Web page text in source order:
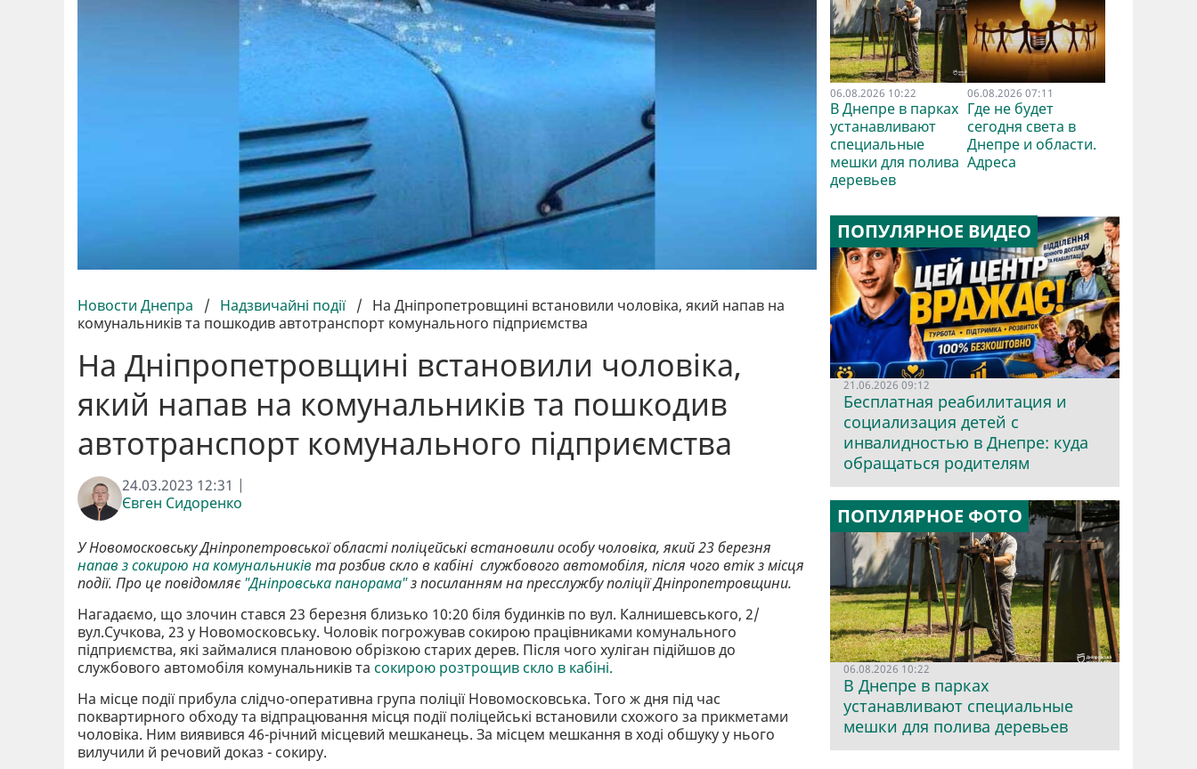
Новости Днепра / Надзвичайні події / На Дніпропетровщині встановили чоловіка, який напав на
комунальників та пошкодив автотранспорт комунального підприємства
На Дніпропетровщині встановили чоловіка,
який напав на комунальників та пошкодив
автотранспорт комунального підприємства
24.03.2023 12:31 |
Євген Сидоренко
У Новомосковську Дніпропетровської області поліцейські встановили особу чоловіка, який 23 березня
напав з сокирою на комунальниківта розбив скло в кабіні службового автомобіля, після чого втік з місця
події. Про це повідомляє"Дніпровська панорама"з посиланням на пресслужбу поліції Дніпропетровщини.
Нагадаємо, що злочин стався 23 березня близько 10:20 біля будинків по вул. Калнишевського, 2/
вул.Сучкова, 23 у Новомосковську. Чоловік погрожував сокирою працівниками комунального
підприємства, які займалися плановою обрізкою старих дерев. Після чого хуліган підійшов до
службового автомобіля комунальників та сокирою розтрощив скло в кабіні.
На місце події прибула слідчо-оперативна група поліції Новомосковська. Того ж дня під час
поквартирного обходу та відпрацювання місця події поліцейські встановили схожого за прикметами
чоловіка. Ним виявився 46-річний місцевий мешканець. За місцем мешкання в ході обшуку у нього
вилучили й речовий доказ - сокиру.
06.08.2026 10:22
В Днепре в парках
устанавливают
специальные
мешки для полива
деревьев
06.08.2026 07:11
Где не будет
сегодня света в
Днепре и области.
Адреса
ПОПУЛЯРНОЕ ВИДЕО
21.06.2026 09:12
Бесплатная реабилитация и
социализация детей с
инвалидностью в Днепре: куда
обращаться родителям
ПОПУЛЯРНОЕ ФОТО
06.08.2026 10:22
В Днепре в парках
устанавливают специальные
мешки для полива деревьев